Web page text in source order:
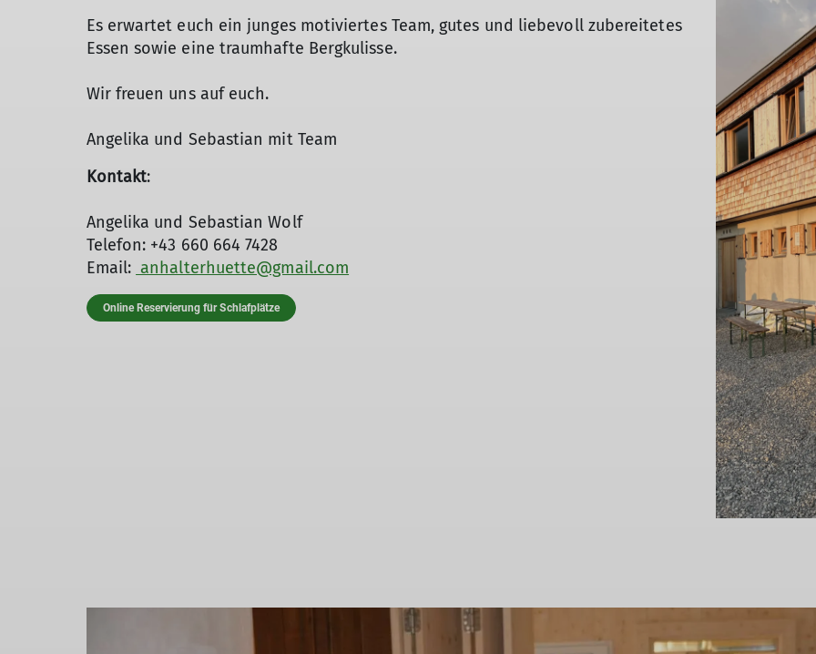
Es erwartet euch ein junges motiviertes Team, gutes und liebevoll zubereitetes
Essen sowie eine traumhafte Bergkulisse.
Wir freuen uns auf euch.
Angelika und Sebastian mit Team
Kontakt:
Angelika und Sebastian Wolf
Telefon: +43 660 664 7428
Email: anhalterhuette@gmail.com
Online Reservierung für Schlafplätze